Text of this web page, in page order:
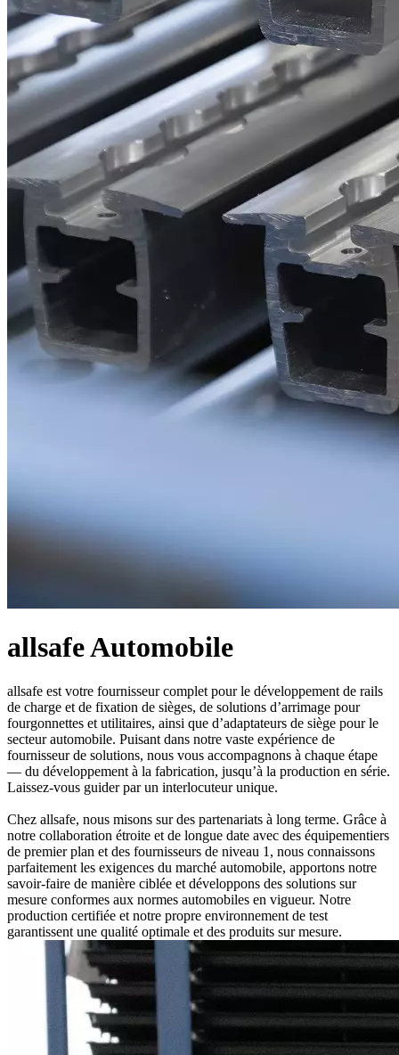
allsafe Automobile
allsafe est votre fournisseur complet pour le développement de rails
de charge et de fixation de sièges, de solutions d’arrimage pour
fourgonnettes et utilitaires, ainsi que d’adaptateurs de siège pour le
secteur automobile. Puisant dans notre vaste expérience de
fournisseur de solutions, nous vous accompagnons à chaque étape
— du développement à la fabrication, jusqu’à la production en série.
Laissez-vous guider par un interlocuteur unique.
Chez allsafe, nous misons sur des partenariats à long terme. Grâce à
notre collaboration étroite et de longue date avec des équipementiers
de premier plan et des fournisseurs de niveau 1, nous connaissons
parfaitement les exigences du marché automobile, apportons notre
savoir-faire de manière ciblée et développons des solutions sur
mesure conformes aux normes automobiles en vigueur. Notre
production certifiée et notre propre environnement de test
garantissent une qualité optimale et des produits sur mesure.